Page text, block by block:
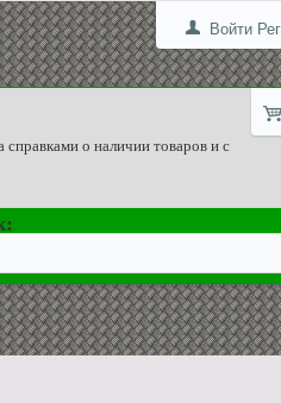
Войти
справками о наличии товаров и с